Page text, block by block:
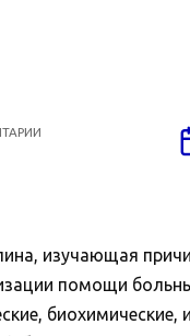
изучающая
помощи
биохимические,